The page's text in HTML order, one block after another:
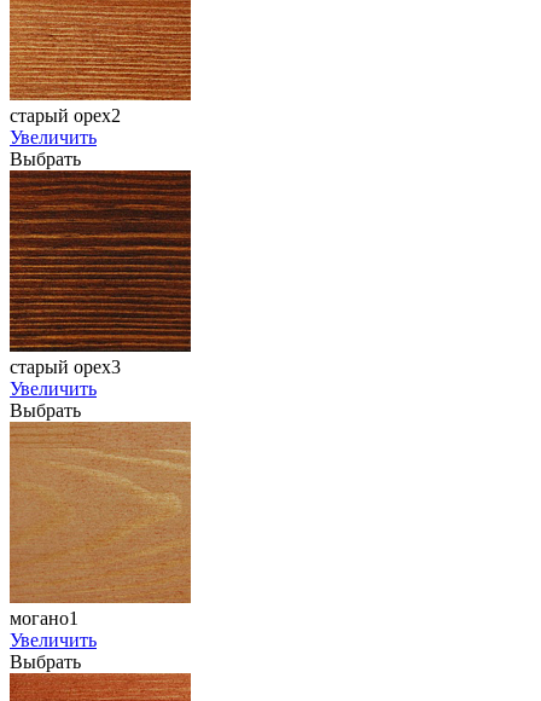
старый орех2
Увеличить
Выбрать
старый орех3
Увеличить
Выбрать
могано1
Увеличить
Выбрать